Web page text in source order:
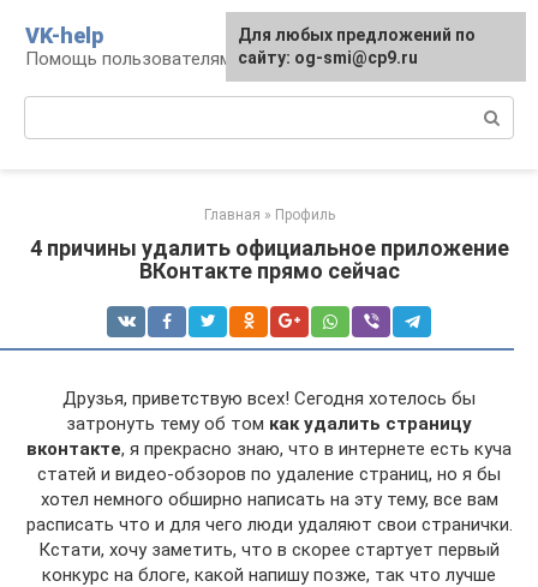
контенту
VK-help
Помощь пользователям соцсети ВКонтакте
Главная » Профиль
4 причины удалить официальное приложение
ВКонтакте прямо сейчас
Друзья, приветствую всех! Сегодня хотелось бы
затронуть тему об том как удалить страницу
вконтакте, я прекрасно знаю, что в интернете есть куча
статей и видео-обзоров по удаление страниц, но я бы
хотел немного обширно написать на эту тему, все вам
расписать что и для чего люди удаляют свои странички.
Кстати, хочу заметить, что в скорее стартует первый
конкурс на блоге, какой напишу позже, так что лучше
Для любых предложений по
сайту: og-smi@cp9.ru